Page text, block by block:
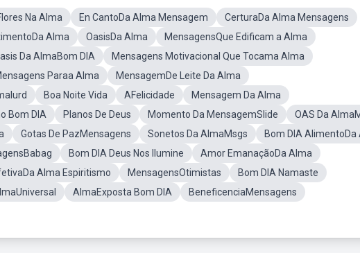
Na Alma En CantoDa Alma Mensagem
CerturaDa Alma Mensagens
Alma OasisDa Alma
MensagensQue Edificam a Alma
Da AlmaBom DIA
Mensagens Motivacional Que Tocama Alma
Paraa Alma
MensagemDe Leite Da Alma
Boa Noite Vida AFelicidade
Mensagem Da Alma
Bom DIA Planos De Deus Momento Da MensagemSlide
OAS Da
Gotas De PazMensagens Sonetos Da AlmaMsgs
Bom DIA AlimentoDa
Bom DIA Deus Nos Ilumine
Amor EmanaçãoDa Alma
Alma Espiritismo MensagensOtimistas
Bom DIA Namaste
AlmaExposta Bom DIA
BeneficenciaMensagens